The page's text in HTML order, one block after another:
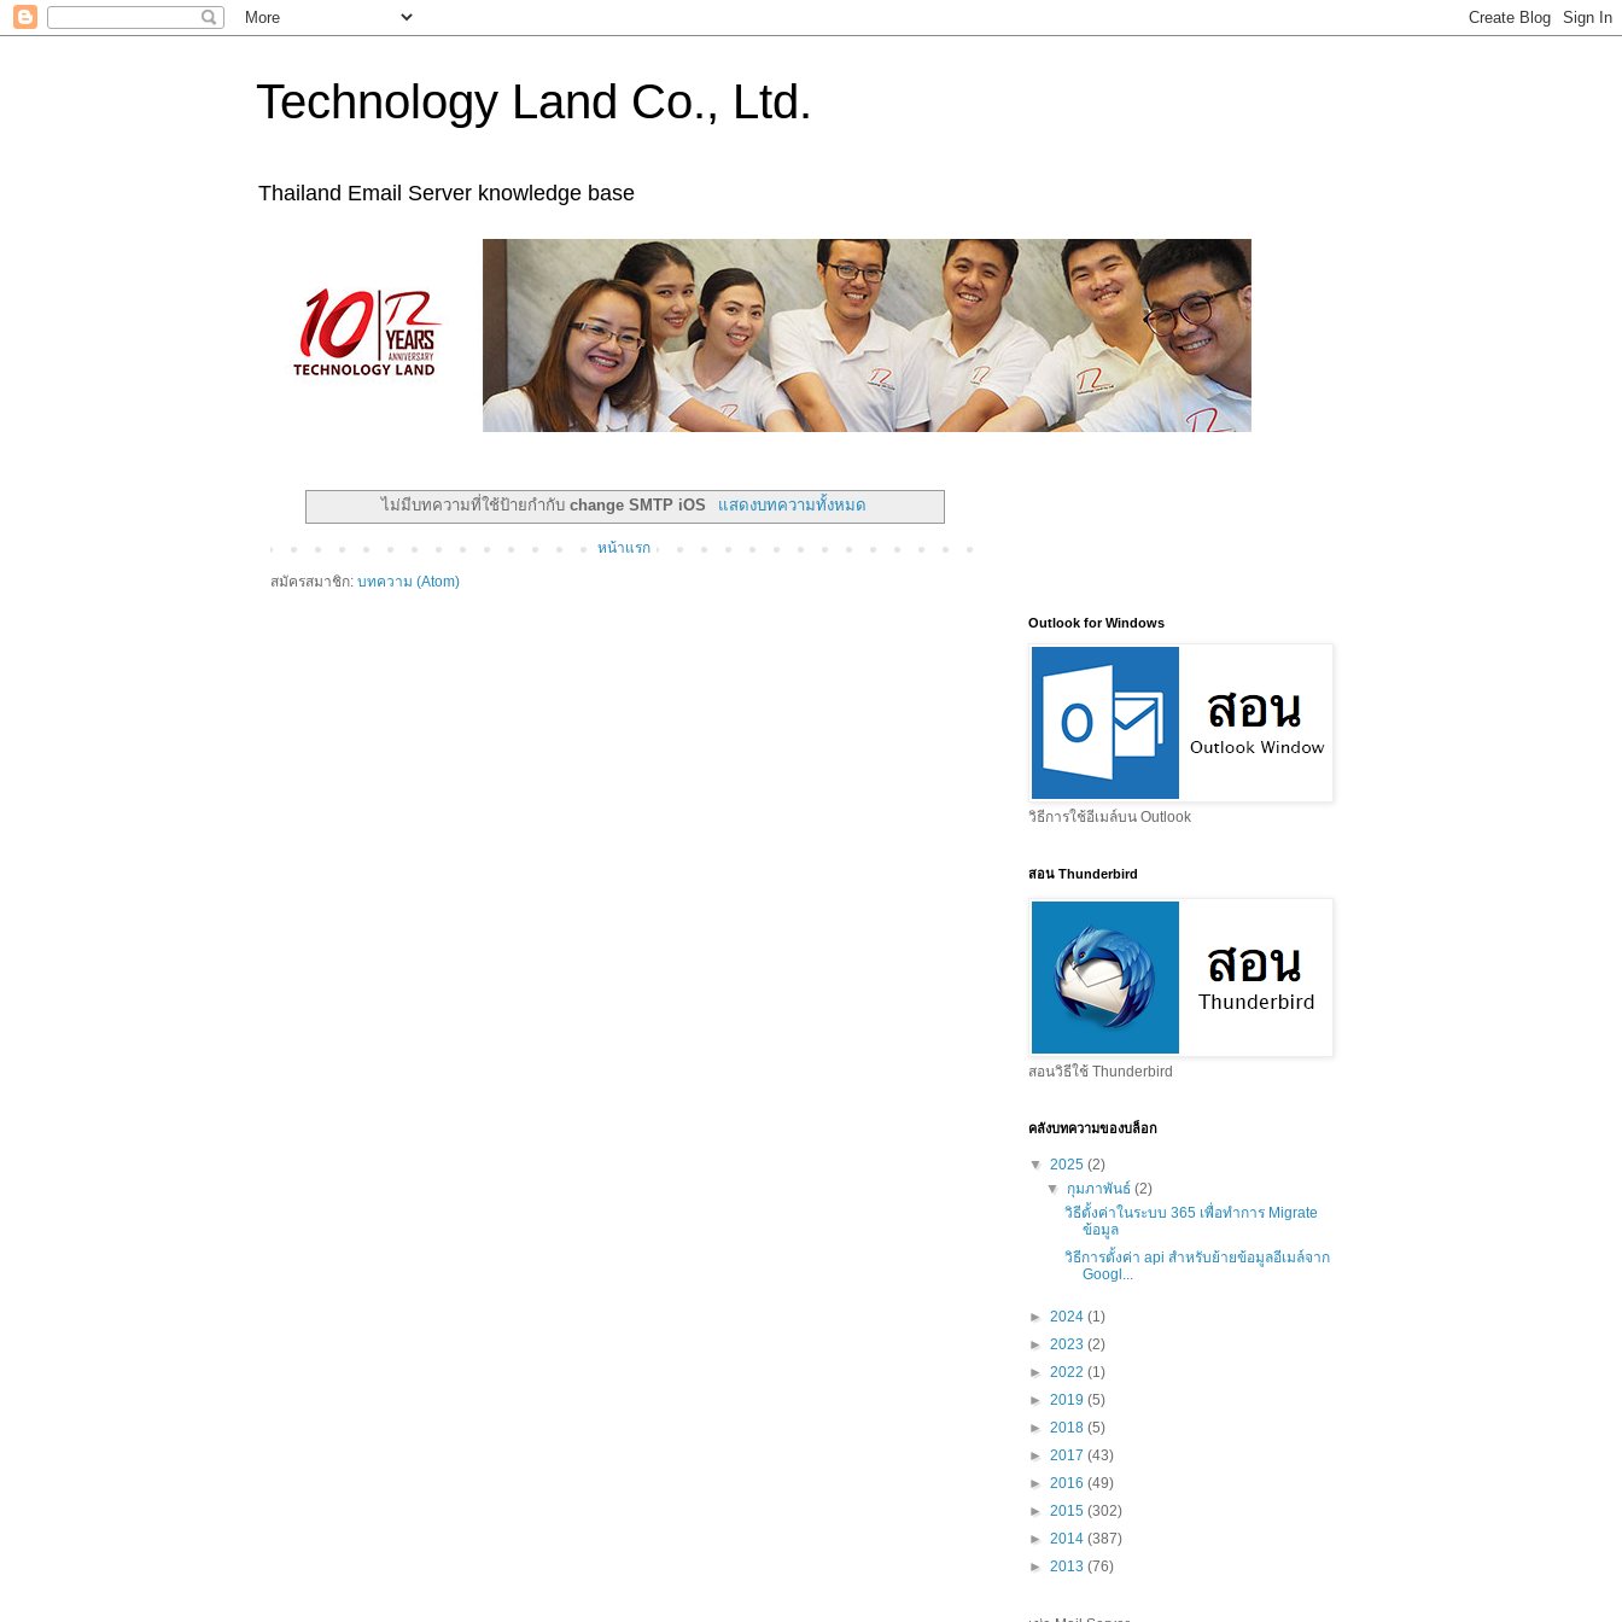
Technology Land Co., Ltd.
Thailand Email Server knowledge base
ไม่มีบทความที่ใช้ป้ายกำกับchange SMTP iOS แสดงบทความทั้งหมด
หน้าแรก
สมัครสมาชิก: บทความ (Atom)
Outlook for Windows
วิธีการใช้อีเมล์บน Outlook
สอน Thunderbird
สอนวิธีใช้ Thunderbird
คลังบทความของบล็อก
▼ 2025 (2)
▼ กุมภาพันธ์(2)
วิธีตั้งค่าในระบบ 365 เพื่อทำการ Migrate
ข้อมูล
วิธีการตั้งค่า api สำหรับย้ายข้อมูลอีเมล์จาก
Googl...
► 2024 (1)
► 2023 (2)
► 2022 (1)
► 2019 (5)
► 2018 (5)
► 2017 (43)
► 2016 (49)
► 2015 (302)
► 2014 (387)
► 2013 (76)